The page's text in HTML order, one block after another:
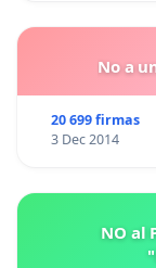
No a
20 699 firmas
3 Dec 2014
NO al